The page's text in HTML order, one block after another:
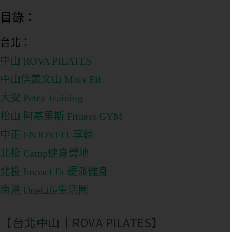
目錄：
台北：
中山 ROVA PILATES
中山信義文山 More Fit
大安 Petra Training
松山 阿基里斯 Fitness GYM
中正 ENJOYFIT 享練
北投 Camp健身營地
北投 Impact fit 硬派健身
南港 OneLife生活圈
【台北中山｜ROVA PILATES】